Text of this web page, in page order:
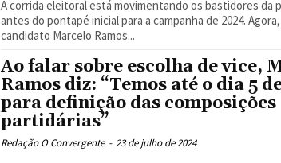
A corrida eleitoral está movimentando os bastidores da
antes do pontapé inicial para a campanha de 2024.
candidato Marcelo Ramos...
Ao falar sobre escolha de vice,
Ramos diz: “Temos até o dia 5
para definição das composições
partidárias”
Redação O Convergente - 23 de julho de 2024